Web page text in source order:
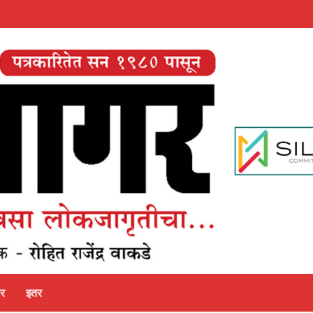
इतर